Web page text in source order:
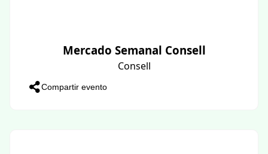
Mercado Semanal Consell
Consell
Compartir evento